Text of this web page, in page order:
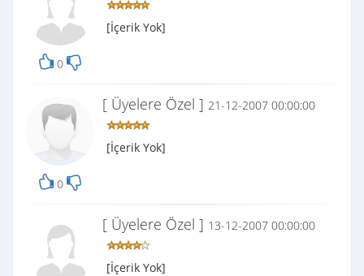
0
[İçerik Yok]
0
[ Üyelere Özel ] 21-12-2007 00:00:00
[İçerik Yok]
[ Üyelere Özel ] 13-12-2007 00:00:00
[İçerik Yok]